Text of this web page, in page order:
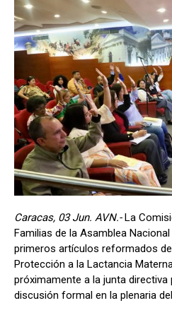
Caracas, 03 Jun. AVN.-La
Familias de la Asamblea
primeros artículos reformados
Protección a la Lactancia
próximamente a la junta directiva
discusión formal en la plenaria